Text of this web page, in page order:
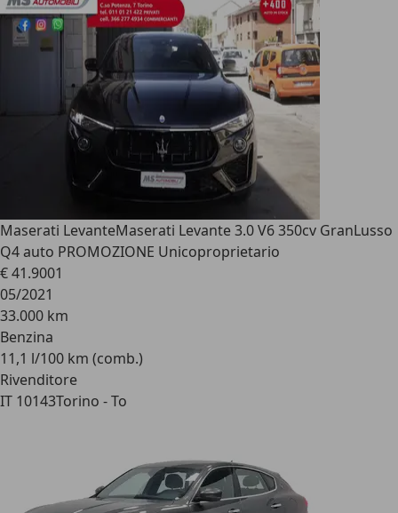
Maserati LevanteMaserati Levante 3.0 V6 350cv GranLusso
Q4 auto PROMOZIONE Unicoproprietario
€ 41.9001
05/2021
33.000 km
Benzina
11,1 l/100 km (comb.)
Rivenditore
IT 10143Torino - To